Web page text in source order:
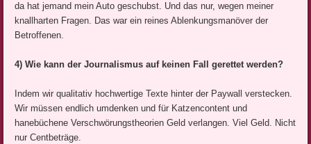
da hat jemand mein Auto geschubst. Und das nur, wegen meiner
knallharten Fragen. Das war ein reines Ablenkungsmanöver der
Betroffenen.
4) Wie kann der Journalismus auf keinen Fall gerettet werden?
Indem wir qualitativ hochwertige Texte hinter der Paywall verstecken.
Wir müssen endlich umdenken und für Katzencontent und
hanebüchene Verschwörungstheorien Geld verlangen. Viel Geld. Nicht
nur Centbeträge.